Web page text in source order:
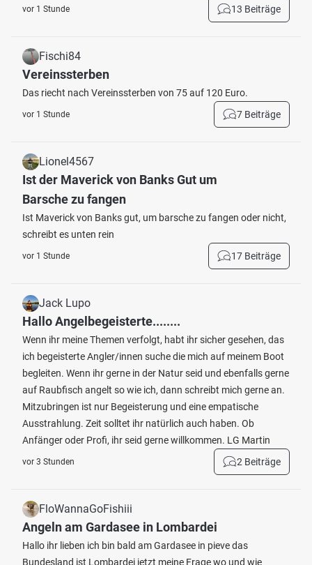
vor 1 Stunde 13 Beiträge
Fischi84
Vereinssterben
Das riecht nach Vereinssterben von 75 auf 120 Euro.
vor 1 Stunde 7 Beiträge
Lionel4567
Ist der Maverick von Banks Gut um
Barsche zu fangen
Ist Maverick von Banks gut, um barsche zu fangen oder nicht,
schreibt es unten rein
vor 1 Stunde 17 Beiträge
Jack Lupo
Hallo Angelbegeisterte........
Wenn ihr meine Themen verfolgt, habt ihr sicher gesehen, das
ich begeisterte Angler/innen suche die mich auf meinem Boot
begleiten. Wenn ihr gerne in der Natur seid und ebenfalls gerne
auf Raubfisch angelt so wie ich, dann schreibt mich gerne an.
Mitzubringen ist nur Begeisterung und eine empatische
Ausstrahlung. Zeit solltet ihr natürlich auch haben. Ob
Anfänger oder Profi, ihr seid gerne willkommen. LG Martin
vor 3 Stunden 2 Beiträge
FloWannaGoFishiii
Angeln am Gardasee in Lombardei
Hallo ihr lieben ich bin bald am Gardasee in pieve das
Bundesland ist Lombardei jetzt meine Frage wo und wie